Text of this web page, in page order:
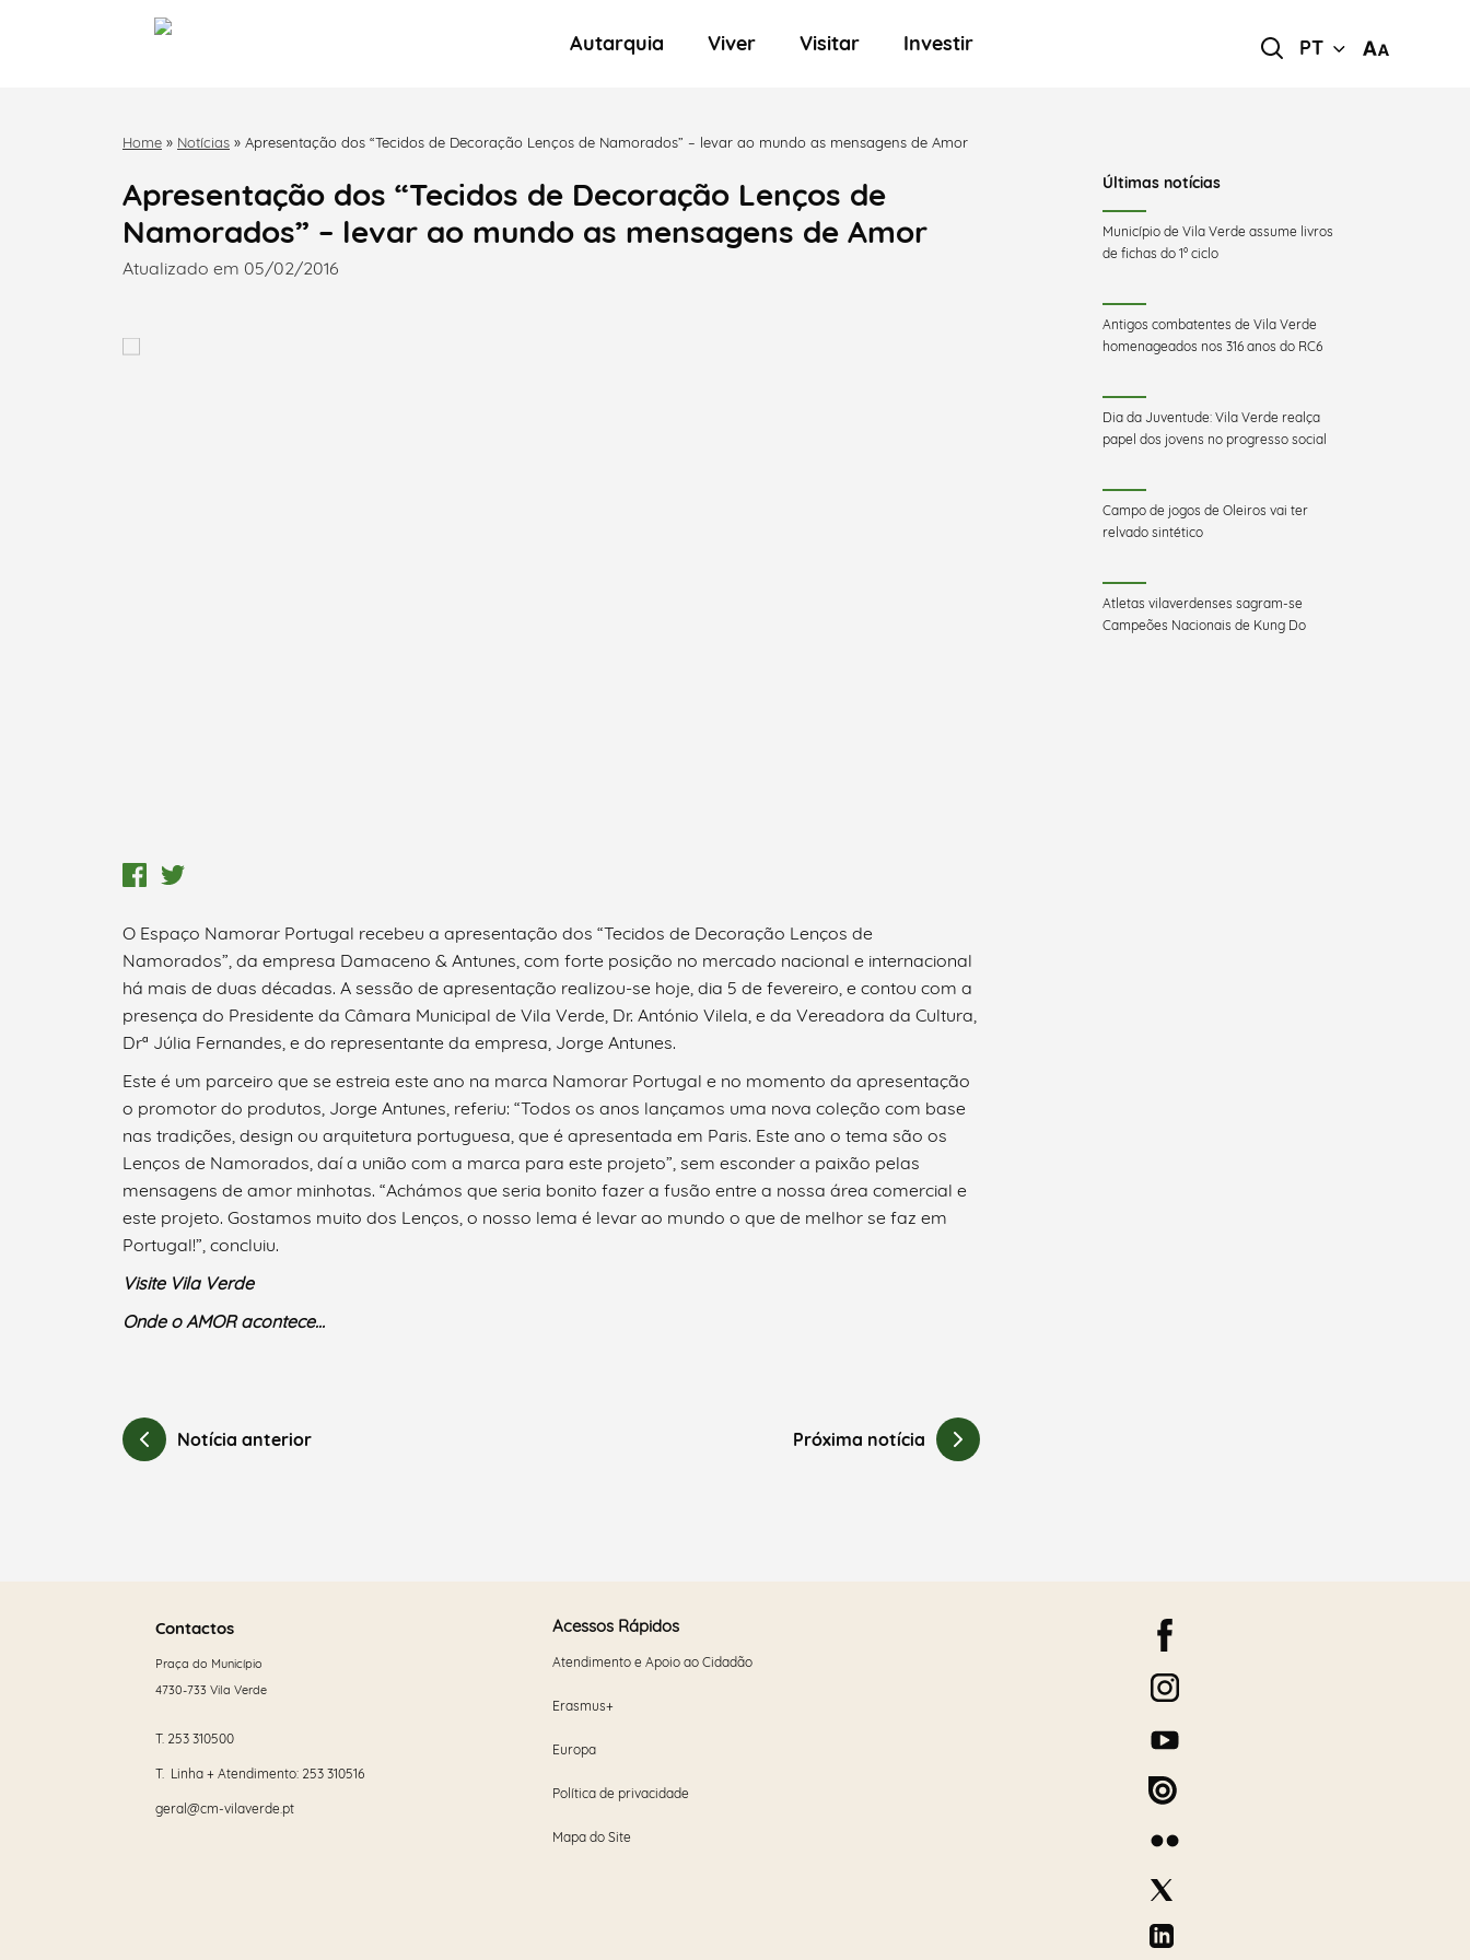
Autarquia Viver Visitar Investir PT
Termo de Pesquisa
Categorias gerais
Filtros
Home » Notícias » Apresentação dos “Tecidos de Decoração Lenços de Namorados” – levar ao mundo as mensagens de Amor
Apresentação dos “Tecidos de Decoração Lenços de
Namorados” – levar ao mundo as mensagens de Amor
Atualizado em 05/02/2016
O Espaço Namorar Portugal recebeu a apresentação dos “Tecidos de Decoração Lenços de
Namorados”, da empresa Damaceno & Antunes, com forte posição no mercado nacional e internacional
há mais de duas décadas. A sessão de apresentação realizou-se hoje, dia 5 de fevereiro, e contou com a
presença do Presidente da Câmara Municipal de Vila Verde, Dr. António Vilela, e da Vereadora da Cultura,
Drª Júlia Fernandes, e do representante da empresa, Jorge Antunes.
Este é um parceiro que se estreia este ano na marca Namorar Portugal e no momento da apresentação
o promotor do produtos, Jorge Antunes, referiu: “Todos os anos lançamos uma nova coleção com base
nas tradições, design ou arquitetura portuguesa, que é apresentada em Paris. Este ano o tema são os
Lenços de Namorados, daí a união com a marca para este projeto”, sem esconder a paixão pelas
mensagens de amor minhotas. “Achámos que seria bonito fazer a fusão entre a nossa área comercial e
este projeto. Gostamos muito dos Lenços, o nosso lema é levar ao mundo o que de melhor se faz em
Portugal!”, concluiu.
Visite Vila Verde
Onde o AMOR acontece…
Notícia anterior Próxima notícia
Últimas notícias
Município de Vila Verde assume livros
de fichas do 1º ciclo
Antigos combatentes de Vila Verde
homenageados nos 316 anos do RC6
Dia da Juventude: Vila Verde realça
papel dos jovens no progresso social
Campo de jogos de Oleiros vai ter
relvado sintético
Atletas vilaverdenses sagram-se
Campeões Nacionais de Kung Do
Contactos
Praça do Município
4730-733 Vila Verde
T. 253 310500
T. Linha + Atendimento: 253 310516
geral@cm-vilaverde.pt
Acessos Rápidos
Atendimento e Apoio ao Cidadão
Erasmus+
Europa
Política de privacidade
Mapa do Site